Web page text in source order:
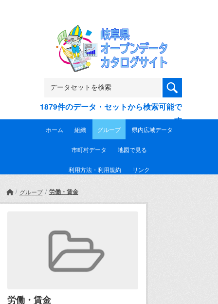
1879件のデータ・セットから検索可能で
す
ホーム 組織 グループ 県内広域データ
市町村データ 地図で見る
利用方法・利用規約 リンク
グループ 労働・賃金
労働・賃金